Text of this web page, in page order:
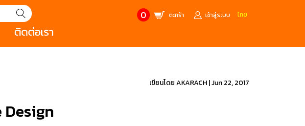
0 ตะกร้า เข้าสู่ระบบ ไทย
สินค้าราคาพิเศษจากแบรนด์ PB
Swiss Tool
ติดต่อเรา
เขียนโดยAKARACH|Jun 22, 2017